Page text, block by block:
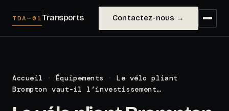
TDA—01Transports Contactez-nous →
Accueil · Équipements ·
Le vélo pliant
Brompton vaut-il l’investissement…